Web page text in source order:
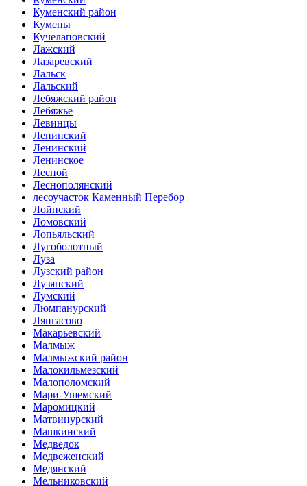
Куменский район
Кумены
Кучелаповский
Лажский
Лазаревский
Лальск
Лальский
Лебяжский район
Лебяжье
Левинцы
Ленинский
Ленинский
Ленинское
Лесной
Леснополянский
лесоучасток Каменный Перебор
Лойнский
Ломовский
Лопьяльский
Лугоболотный
Луза
Лузский район
Лузянский
Лумский
Люмпанурский
Лянгасово
Макарьевский
Малмыж
Малмыжский район
Малокильмезский
Малополомский
Мари-Ушемский
Маромицкий
Матвинурский
Машкинский
Медведок
Медвеженский
Медянский
Мельниковский